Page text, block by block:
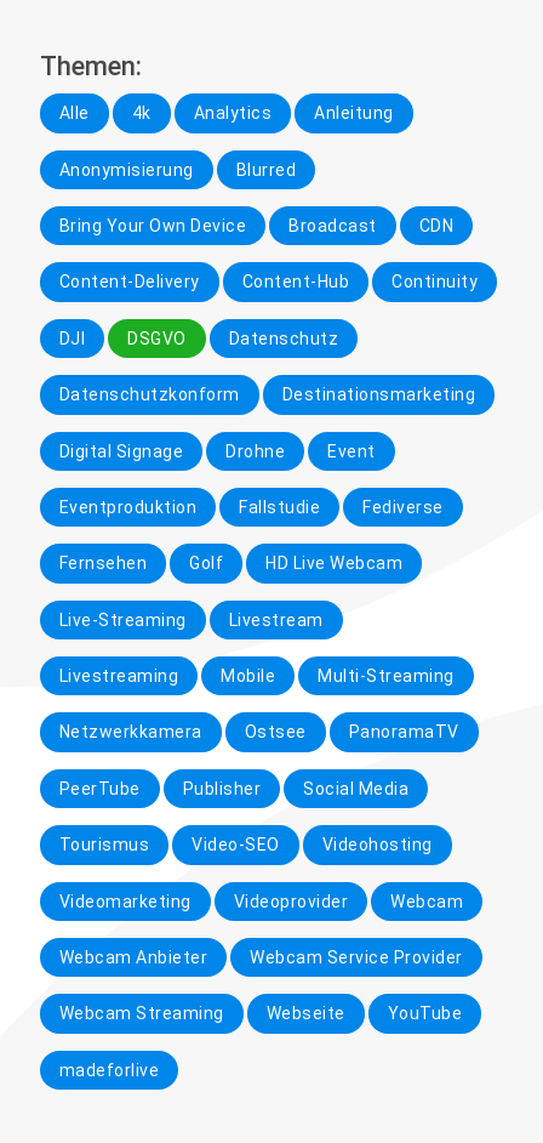
Themen:
Alle 4k Analytics Anleitung
Anonymisierung Blurred
Bring Your Own Device Broadcast CDN
Content-Delivery Content-Hub Continuity
DJI DSGVO Datenschutz
Datenschutzkonform Destinationsmarketing
Digital Signage Drohne Event
Eventproduktion Fallstudie Fediverse
Fernsehen Golf HD Live Webcam
Live-Streaming Livestream
Livestreaming Mobile Multi-Streaming
Netzwerkkamera Ostsee PanoramaTV
PeerTube Publisher Social Media
Tourismus Video-SEO Videohosting
Videomarketing Videoprovider Webcam
Webcam Anbieter Webcam Service Provider
Webcam Streaming Webseite YouTube
madeforlive